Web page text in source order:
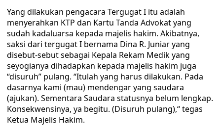
Yang dilakukan pengacara Tergugat I itu adalah
menyerahkan KTP dan Kartu Tanda Advokat yang
sudah kadaluarsa kepada majelis hakim. Akibatnya,
saksi dari tergugat I bernama Dina R. Juniar yang
disebut-sebut sebagai Kepala Rekam Medik yang
seyogianya dihadapkan kepada majelis hakim juga
“disuruh” pulang. “Itulah yang harus dilakukan. Pada
dasarnya kami (mau) mendengar yang saudara
(ajukan). Sementara Saudara statusnya belum lengkap.
Konsekwensinya, ya begitu. (Disuruh pulang),“ tegas
Ketua Majelis Hakim.